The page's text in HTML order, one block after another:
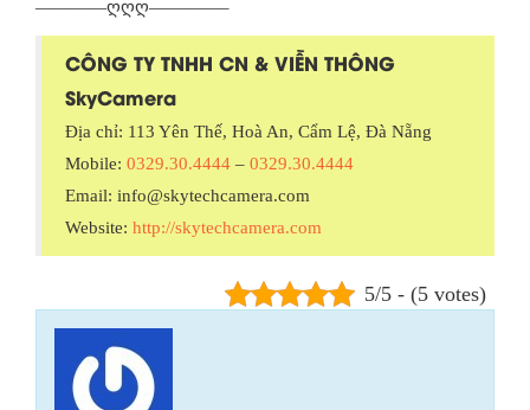
————ღღღ————–
CÔNG TY TNHH CN & VIỄN THÔNG
SkyCamera
Địa chỉ: 113 Yên Thế, Hoà An, Cẩm Lệ, Đà Nẵng
Mobile: 0329.30.4444 – 0329.30.4444
Email: info@skytechcamera.com
Website: http://skytechcamera.com
5/5 - (5 votes)